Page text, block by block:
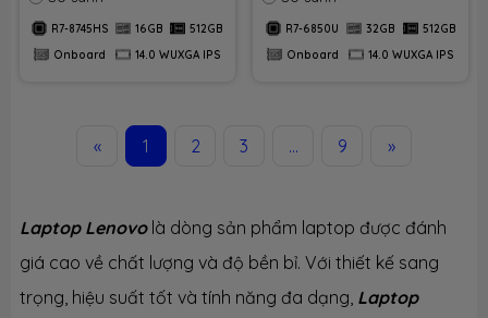
512GB PCIe | VGA
Onboard | 14.0 WUXGA
IPS | Win11 + Office
R7-8745HS 16GB
512GB
Onboard
14.0 WUXGA IPS
Onboard | 14.0 WUXGA
IPS | Win11. Part:
R73251
R7-6850U 32GB
512GB
Onboard
14.0 WUXGA IPS
« 1 2 3 ... 9 »
Laptop Lenovolà dòng sản phẩm laptop được đánh
giá cao về chất lượng và độ bền bỉ. Với thiết kế sang
trọng, hiệu suất tốt và tính năng đa dạng, Laptop